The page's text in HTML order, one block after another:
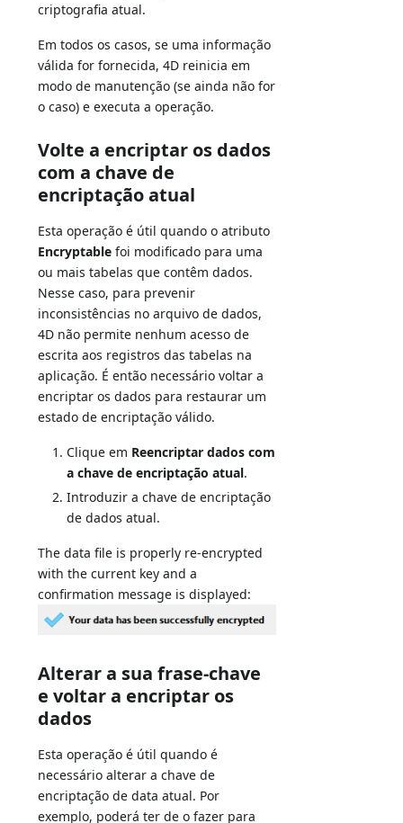
criptografia atual.
Em todos os casos, se uma informação
válida for fornecida, 4D reinicia em
modo de manutenção (se ainda não for
o caso) e executa a operação.
Volte a encriptar os dados
com a chave de
encriptação atual
Esta operação é útil quando o atributo
Encryptable foi modificado para uma
ou mais tabelas que contêm dados.
Nesse caso, para prevenir
inconsistências no arquivo de dados,
4D não permite nenhum acesso de
escrita aos registros das tabelas na
aplicação. É então necessário voltar a
encriptar os dados para restaurar um
estado de encriptação válido.
Clique em Reencriptar dados com
a chave de encriptação atual.
Introduzir a chave de encriptação
de dados atual.
The data file is properly re-encrypted
with the current key and a
confirmation message is displayed:
Alterar a sua frase-chave
e voltar a encriptar os
dados
Esta operação é útil quando é
necessário alterar a chave de
encriptação de data atual. Por
exemplo, poderá ter de o fazer para